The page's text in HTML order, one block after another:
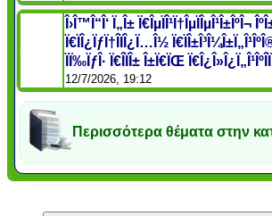
Î›Î™Î“Î‘ Ï„Î± Ï€ÎµÏÎ¹Ï†ÎµÏÎµÎ¹Î±ÎºÎ¬
Ï€ÏÎ¿ÏƒÏ†Î­ÏÎ¿Ï…Î½
ÏÏ‰ÏƒÎ· Ï€Î­ÏÎ± Î±Ï€ÏŒ
12/7/2026, 19:12
Περισσότερα θέματα στην